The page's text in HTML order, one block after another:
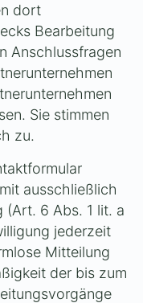
dort
Bearbeitung
Anschlussfragen
Sie stimmen
zu.
ausschließlich
(Art. 6 Abs. 1 lit. a
jederzeit
Mitteilung
der bis zum